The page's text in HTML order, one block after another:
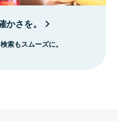
さを。
索もスムーズに。